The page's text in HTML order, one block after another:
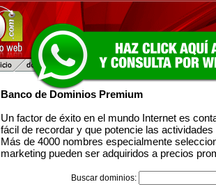
Banco de Dominios Premium
Un factor de éxito en el mundo Internet es
fácil de recordar y que potencie las
Más de 4000 nombres especialmente
marketing pueden ser adquiridos a precios
Buscar dominios: